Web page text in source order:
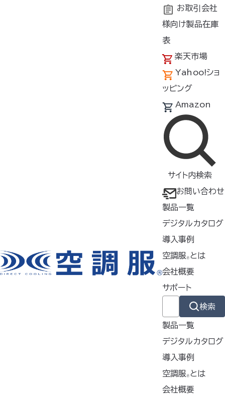
お取引会社
様向け製品在庫
表
楽天市場
Yahoo!ショ
ッピング
Amazon
サイト内検索
お問い合わせ
製品一覧
デジタルカタログ
導入事例
空調服🄬 とは
会社概要
サポート
検索
製品一覧
デジタルカタログ
導入事例
導入事例
共同開発
空調服🄬 とは
空調服 ®とは
会社概要
ウェア
製品ジャンル
検索